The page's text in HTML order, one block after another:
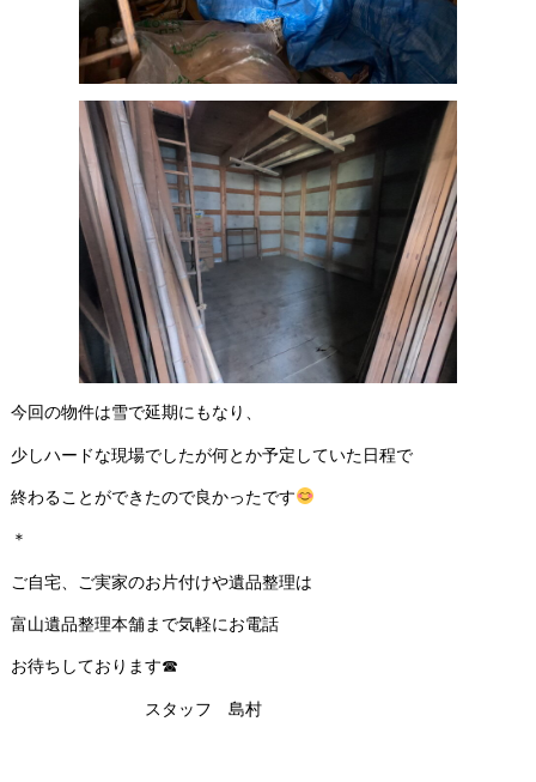
今回の物件は雪で延期にもなり、
少しハードな現場でしたが何とか予定していた日程で
終わることができたので良かったです
＊
ご自宅、ご実家のお片付けや遺品整理は
富山遺品整理本舗まで気軽にお電話
お待ちしております☎
スタッフ 島村